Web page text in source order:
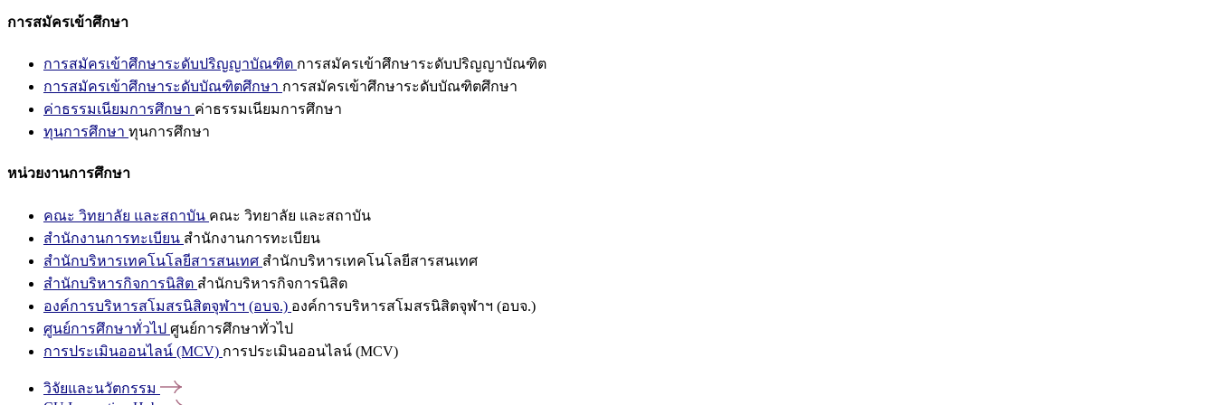
การสมัครเข้าศึกษา
การสมัครเข้าศึกษาระดับปริญญาบัณฑิต การสมัครเข้าศึกษาระดับปริญญาบัณฑิต
การสมัครเข้าศึกษาระดับบัณฑิตศึกษา การสมัครเข้าศึกษาระดับบัณฑิตศึกษา
ค่าธรรมเนียมการศึกษา ค่าธรรมเนียมการศึกษา
ทุนการศึกษา ทุนการศึกษา
หน่วยงานการศึกษา
คณะ วิทยาลัย และสถาบัน คณะ วิทยาลัย และสถาบัน
สำนักงานการทะเบียน สำนักงานการทะเบียน
สำนักบริหารเทคโนโลยีสารสนเทศ สำนักบริหารเทคโนโลยีสารสนเทศ
สำนักบริหารกิจการนิสิต สำนักบริหารกิจการนิสิต
องค์การบริหารสโมสรนิสิตจุฬาฯ (อบจ.) องค์การบริหารสโมสรนิสิตจุฬาฯ (อบจ.)
ศูนย์การศึกษาทั่วไป ศูนย์การศึกษาทั่วไป
การประเมินออนไลน์ (MCV) การประเมินออนไลน์ (MCV)
วิจัยและนวัตกรรม